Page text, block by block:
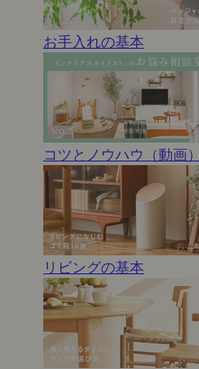
お手入れの基本
コツとノウハウ（動画）
リビングの基本